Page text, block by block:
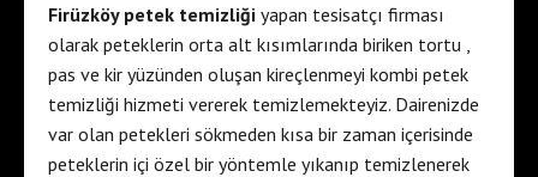
Firüzköy petek temizliği yapan tesisatçı firması
olarak peteklerin orta alt kısımlarında biriken tortu ,
pas ve kir yüzünden oluşan kireçlenmeyi kombi petek
temizliği hizmeti vererek temizlemekteyiz. Dairenizde
var olan petekleri sökmeden kısa bir zaman içerisinde
peteklerin içi özel bir yöntemle yıkanıp temizlenerek